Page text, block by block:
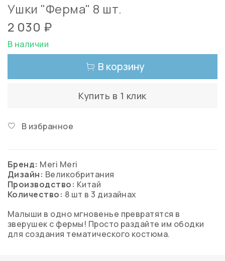
Ушки "Ферма" 8 шт.
2 030 ₽
В наличии
В корзину
Купить в 1 клик
В избранное
Бренд: Meri Meri
Дизайн: Великобритания
Производство: Китай
Количество: 8 шт в 3 дизайнах
Малыши в одно мгновенье превратятся в
зверушек с фермы! Просто раздайте им ободки
для создания тематического костюма.